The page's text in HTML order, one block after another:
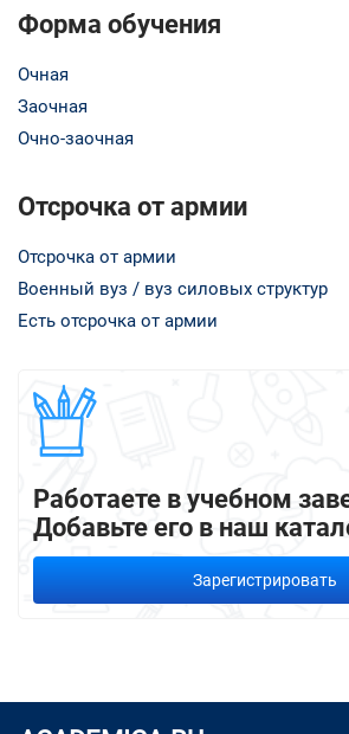
Форма обучения
Очная
Заочная
Очно-заочная
Отсрочка от армии
Отсрочка от армии
Военный вуз / вуз силовых структур
Есть отсрочка от армии
Работаете в учебном
Добавьте его в наш
Зарегистрировать